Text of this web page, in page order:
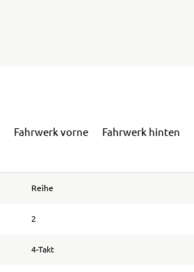
Fahrwerk vorne Fahrwerk hinten
Reihe
2
4-Takt